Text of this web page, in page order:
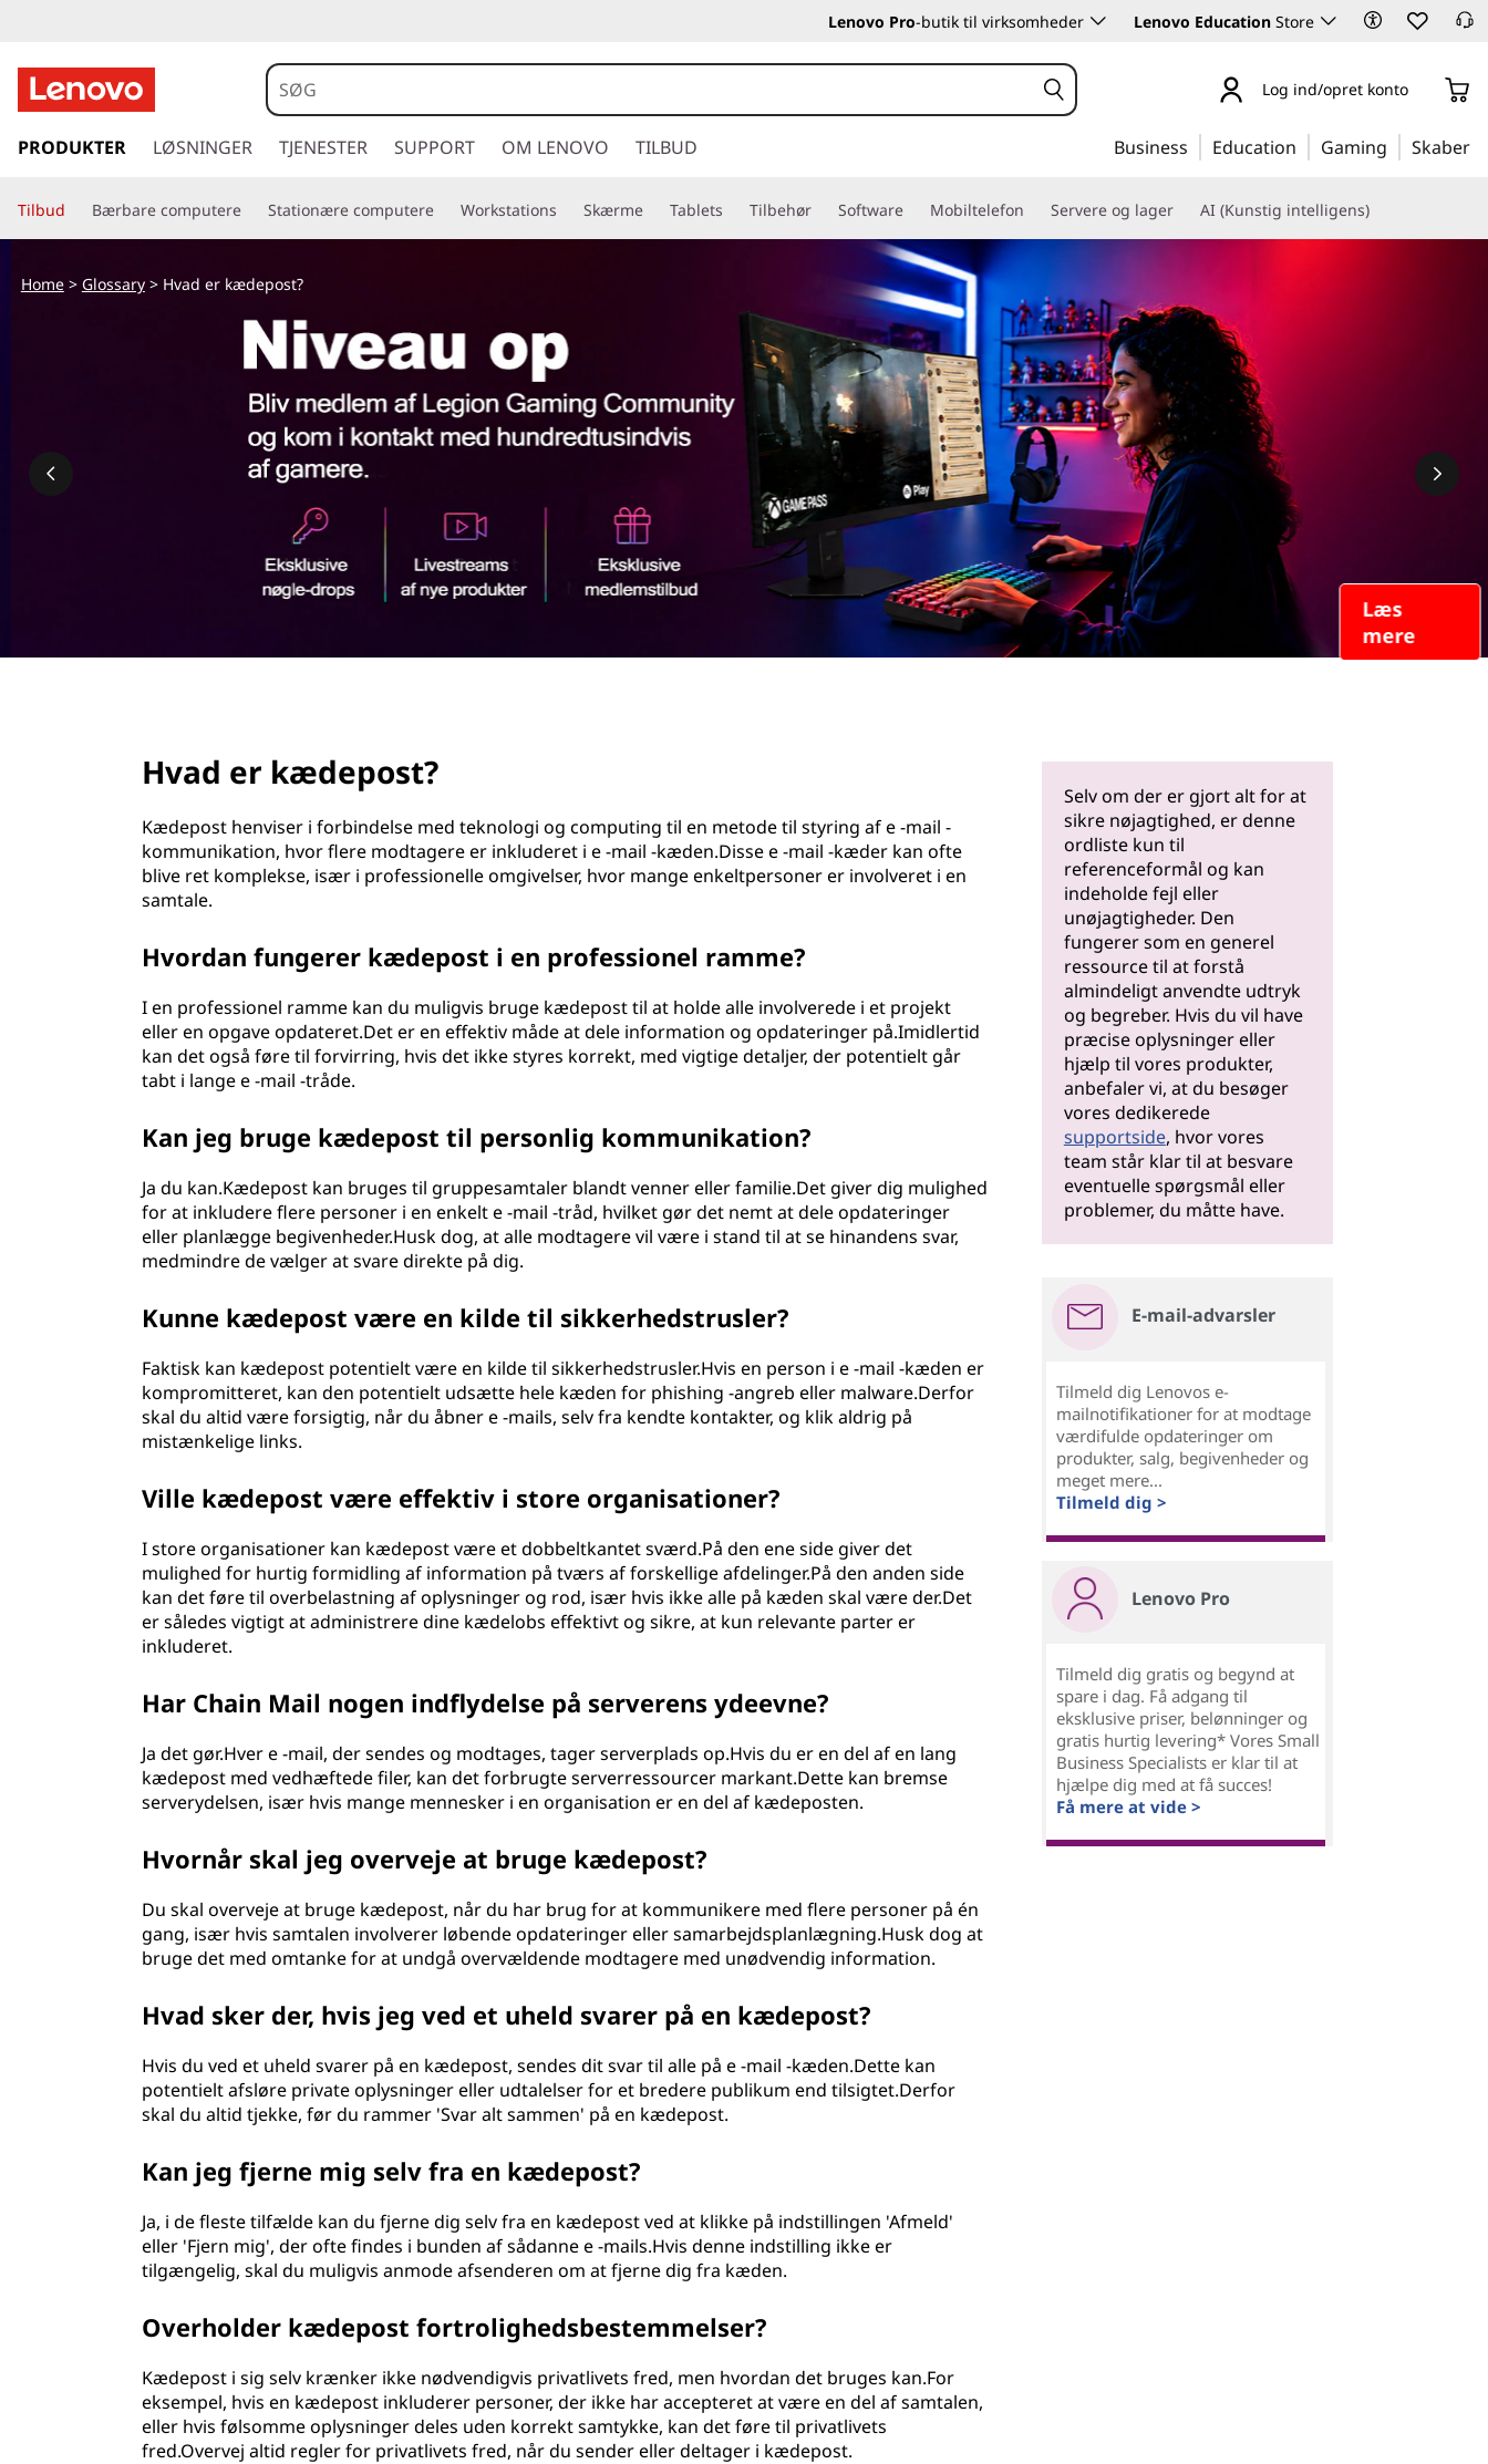
Lenovo Pro-butik til virksomheder Lenovo Education Store
p
n
g
i
Log ind/opret konto
PRODUKTER LØSNINGER TJENESTER SUPPORT OM LENOVO TILBUD Business Education Gaming Skaber
Tilbud Bærbare computere Stationære computere Workstations Skærme Tablets Tilbehør Software Mobiltelefon Servere og lager AI (Kunstig intelligens)
Læs
mere
Home> Glossary> Hvad er kædepost?
Hvad er kædepost?
Kædepost henviser i forbindelse med teknologi og computing til en metode til styring af e -mail -
kommunikation, hvor flere modtagere er inkluderet i e -mail -kæden.Disse e -mail -kæder kan ofte
blive ret komplekse, især i professionelle omgivelser, hvor mange enkeltpersoner er involveret i en
samtale.
Hvordan fungerer kædepost i en professionel ramme?
I en professionel ramme kan du muligvis bruge kædepost til at holde alle involverede i et projekt
eller en opgave opdateret.Det er en effektiv måde at dele information og opdateringer på.Imidlertid
kan det også føre til forvirring, hvis det ikke styres korrekt, med vigtige detaljer, der potentielt går
tabt i lange e -mail -tråde.
Kan jeg bruge kædepost til personlig kommunikation?
Ja du kan.Kædepost kan bruges til gruppesamtaler blandt venner eller familie.Det giver dig mulighed
for at inkludere flere personer i en enkelt e -mail -tråd, hvilket gør det nemt at dele opdateringer
eller planlægge begivenheder.Husk dog, at alle modtagere vil være i stand til at se hinandens svar,
medmindre de vælger at svare direkte på dig.
Kunne kædepost være en kilde til sikkerhedstrusler?
Faktisk kan kædepost potentielt være en kilde til sikkerhedstrusler.Hvis en person i e -mail -kæden er
kompromitteret, kan den potentielt udsætte hele kæden for phishing -angreb eller malware.Derfor
skal du altid være forsigtig, når du åbner e -mails, selv fra kendte kontakter, og klik aldrig på
mistænkelige links.
Ville kædepost være effektiv i store organisationer?
I store organisationer kan kædepost være et dobbeltkantet sværd.På den ene side giver det
mulighed for hurtig formidling af information på tværs af forskellige afdelinger.På den anden side
kan det føre til overbelastning af oplysninger og rod, især hvis ikke alle på kæden skal være der.Det
er således vigtigt at administrere dine kædelobs effektivt og sikre, at kun relevante parter er
inkluderet.
Har Chain Mail nogen indflydelse på serverens ydeevne?
Ja det gør.Hver e -mail, der sendes og modtages, tager serverplads op.Hvis du er en del af en lang
kædepost med vedhæftede filer, kan det forbrugte serverressourcer markant.Dette kan bremse
serverydelsen, især hvis mange mennesker i en organisation er en del af kædeposten.
Hvornår skal jeg overveje at bruge kædepost?
Du skal overveje at bruge kædepost, når du har brug for at kommunikere med flere personer på én
gang, især hvis samtalen involverer løbende opdateringer eller samarbejdsplanlægning.Husk dog at
bruge det med omtanke for at undgå overvældende modtagere med unødvendig information.
Hvad sker der, hvis jeg ved et uheld svarer på en kædepost?
Hvis du ved et uheld svarer på en kædepost, sendes dit svar til alle på e -mail -kæden.Dette kan
potentielt afsløre private oplysninger eller udtalelser for et bredere publikum end tilsigtet.Derfor
skal du altid tjekke, før du rammer 'Svar alt sammen' på en kædepost.
Kan jeg fjerne mig selv fra en kædepost?
Ja, i de fleste tilfælde kan du fjerne dig selv fra en kædepost ved at klikke på indstillingen 'Afmeld'
eller 'Fjern mig', der ofte findes i bunden af sådanne e -mails.Hvis denne indstilling ikke er
tilgængelig, skal du muligvis anmode afsenderen om at fjerne dig fra kæden.
Overholder kædepost fortrolighedsbestemmelser?
Kædepost i sig selv krænker ikke nødvendigvis privatlivets fred, men hvordan det bruges kan.For
eksempel, hvis en kædepost inkluderer personer, der ikke har accepteret at være en del af samtalen,
eller hvis følsomme oplysninger deles uden korrekt samtykke, kan det føre til privatlivets
fred.Overvej altid regler for privatlivets fred, når du sender eller deltager i kædepost.
Selv om der er gjort alt for at
sikre nøjagtighed, er denne
ordliste kun til
referenceformål og kan
indeholde fejl eller
unøjagtigheder. Den
fungerer som en generel
ressource til at forstå
almindeligt anvendte udtryk
og begreber. Hvis du vil have
præcise oplysninger eller
hjælp til vores produkter,
anbefaler vi, at du besøger
vores dedikerede
supportside, hvor vores
team står klar til at besvare
eventuelle spørgsmål eller
problemer, du måtte have.
E-mail-advarsler
Tilmeld dig Lenovos e-
mailnotifikationer for at modtage
værdifulde opdateringer om
produkter, salg, begivenheder og
meget mere...
Tilmeld dig >
Lenovo Pro
Tilmeld dig gratis og begynd at
spare i dag. Få adgang til
eksklusive priser, belønninger og
gratis hurtig levering* Vores Small
Business Specialists er klar til at
hjælpe dig med at få succes!
Få mere at vide >